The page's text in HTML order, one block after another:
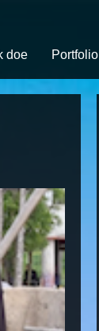
doe Portfolio